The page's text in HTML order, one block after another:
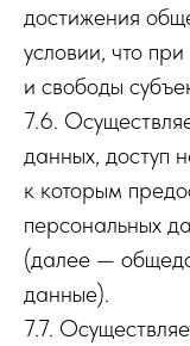
достижения
условии, что
и свободы
7.6.
данных, доступ
к которым
персональных
(далее —
данные).
7.7.